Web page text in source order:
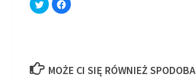
to
share
to
MOŻE CI SIĘ RÓWNIEŻ SPODOBA